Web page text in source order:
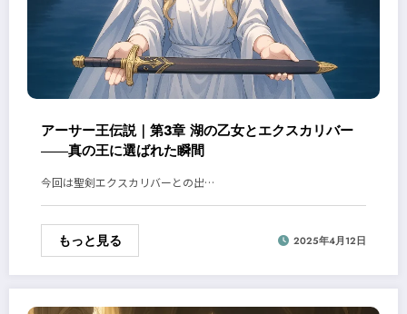
アーサー王伝説｜第3章 湖の乙女とエクスカリバー
――真の王に選ばれた瞬間
今回は聖剣エクスカリバーとの出…
もっと見る 2025年4月12日